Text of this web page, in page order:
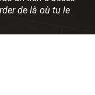
de là où tu le